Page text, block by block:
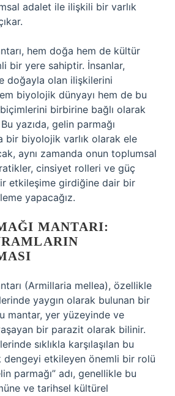
adalet ile ilişkili bir varlık
hem doğa hem de kültür
bir yere sahiptir. İnsanlar,
doğayla olan ilişkilerini
biyolojik dünyayı hem de bu
biçimlerini birbirine bağlı olarak
yazıda, gelin parmağı
bir biyolojik varlık olarak ele
aynı zamanda onun toplumsal
cinsiyet rolleri ve güç
etkileşime girdiğine dair bir
yapacağız.
MANTARI:
(Armillaria mellea), özellikle
yaygın olarak bulunan bir
mantar, yer yüzeyinde ve
bir parazit olarak bilinir.
sıklıkla karşılaşılan bu
dengeyi etkileyen önemli bir rolü
parmağı” adı, genellikle bu
ve tarihsel kültürel